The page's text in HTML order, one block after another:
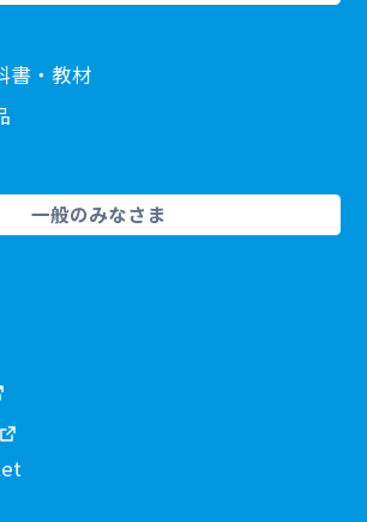
書・教材
一般のみなさま